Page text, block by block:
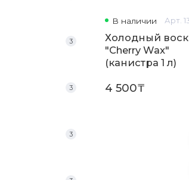
3
3
3
В наличии
Холодный воск
"Cherry Wax"
(канистра 1 л)
4 500₸